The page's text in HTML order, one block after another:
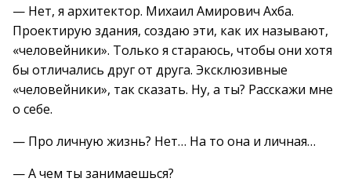
— Нет, я архитектор. Михаил Амирович Ахба.
Проектирую здания, создаю эти, как их называют,
«человейники». Только я стараюсь, чтобы они хотя
бы отличались друг от друга. Эксклюзивные
«человейники», так сказать. Ну, а ты? Расскажи мне
о себе.
— Про личную жизнь? Нет… На то она и личная…
— А чем ты занимаешься?